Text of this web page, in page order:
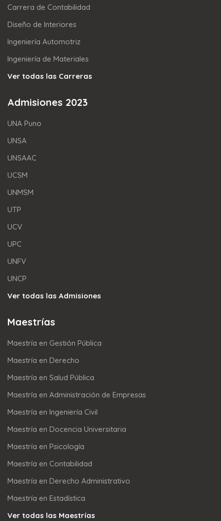
Carrera de Contabilidad
Diseño de Interiores
Ingeniería Automotriz
Ingeniería de Materiales
Ver todas las Carreras
Admisiones 2023
UNA Puno
UNSA
UNSAAC
UCSM
UNMSM
UTP
UCV
UPC
UNFV
UNCP
Ver todas las Admisiones
Maestrías
Maestría en Gestión Pública
Maestría en Derecho
Maestría en Salud Pública
Maestría en Administración de Empresas
Maestría en Ingeniería Civil
Maestría en Docencia Universitaria
Maestría en Psicología
Maestría en Contabilidad
Maestría en Derecho Administrativo
Maestría en Estadística
Ver todas las Maestrías